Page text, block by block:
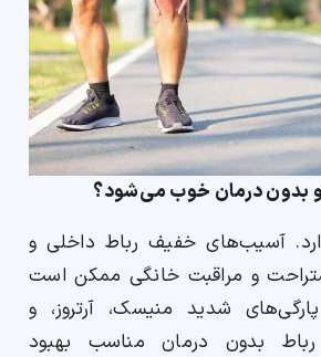
آسیب‌های خفیف رباط داخلی و
و مراقبت خانگی ممکن است
شدید منیسک، آرتروز، و
بدون درمان مناسب بهبود